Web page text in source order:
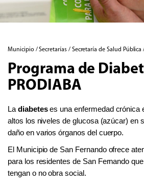
Municipio / Secretarías / Secretaría de Salud Pública
Programa de
PRODIABA
La diabeteses una enfermedad crónica
altos los niveles de glucosa (azúcar) en
daño en varios órganos del cuerpo.
El Municipio de San Fernando ofrece
para los residentes de San Fernando
tengan o no obra social.